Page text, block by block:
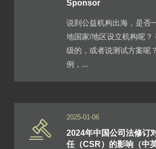
Sponsor
说到公益机构出海，是否
地国家/地区设立机构呢？
级的，或者说测试方案呢
例，...
2025-01-06
2024年中国公司法修订
任（CSR）的影响（中